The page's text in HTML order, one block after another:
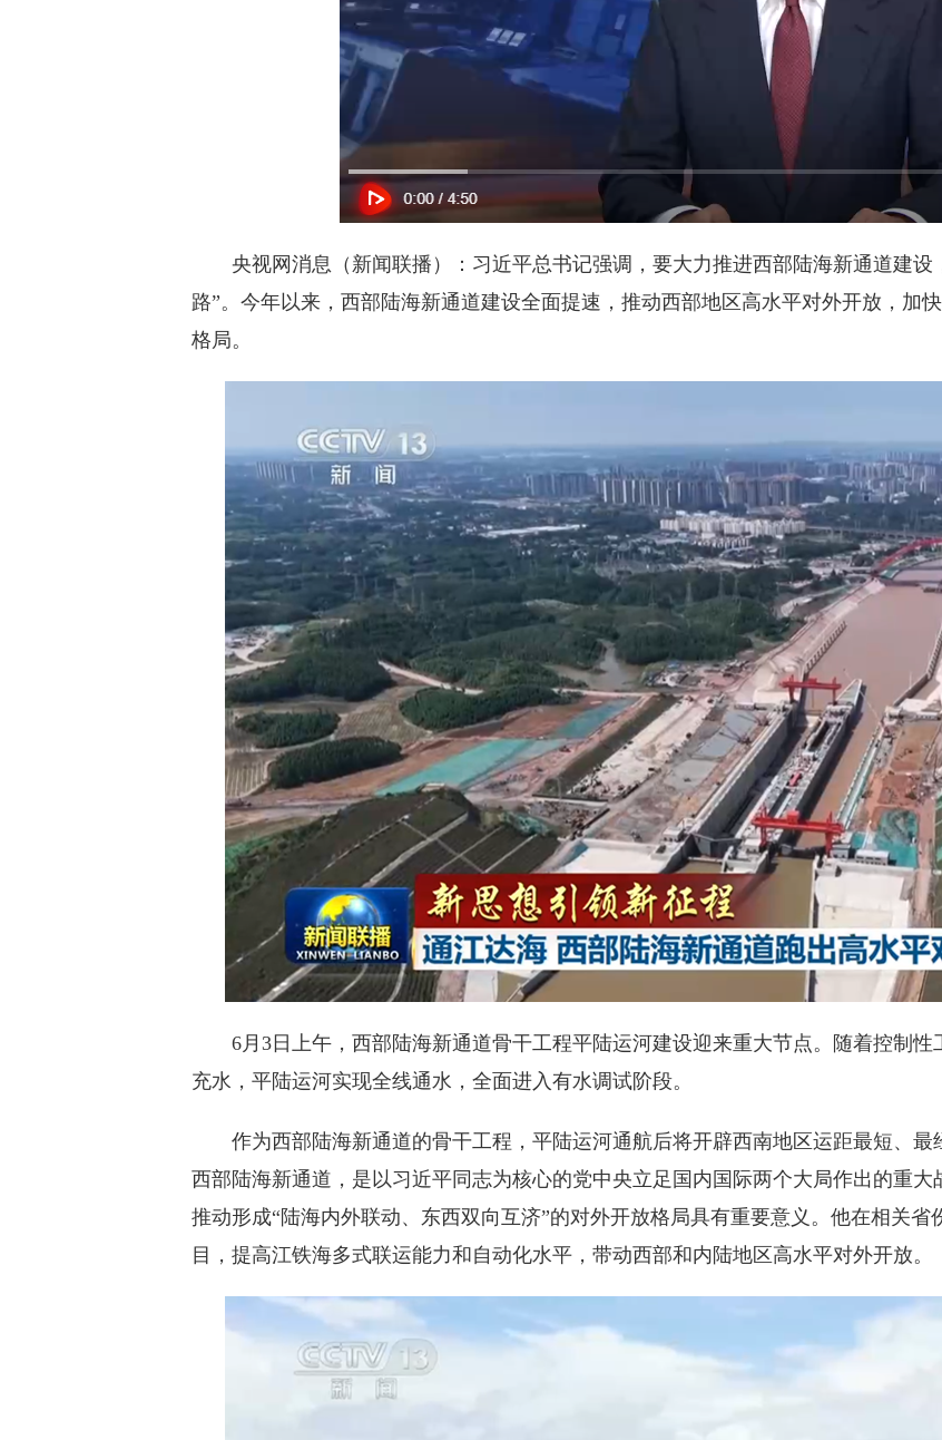
央视网消息（新闻联播）：习近平总书记强调，要大力推进西部陆海新通道建设
路”。今年以来，西部陆海新通道建设全面提速，推动西部地区高水平对外开放，加
格局。
6月3日上午，西部陆海新通道骨干工程平陆运河建设迎来重大节点。随着控制性
充水，平陆运河实现全线通水，全面进入有水调试阶段。
作为西部陆海新通道的骨干工程，平陆运河通航后将开辟西南地区运距最短、最
西部陆海新通道，是以习近平同志为核心的党中央立足国内国际两个大局作出的重
推动形成“陆海内外联动、东西双向互济”的对外开放格局具有重要意义。他在相关
目，提高江铁海多式联运能力和自动化水平，带动西部和内陆地区高水平对外开放。